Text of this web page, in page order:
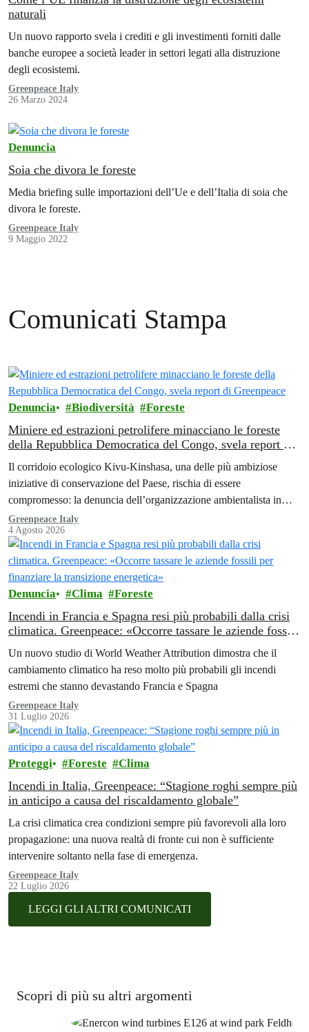
naturali
Un nuovo rapporto svela i crediti e gli investimenti forniti dalle
banche europee a società leader in settori legati alla distruzione
degli ecosistemi.
Greenpeace Italy
26 Marzo 2024
Denuncia
Soia che divora le foreste
Media briefing sulle importazioni dell’Ue e dell’Italia di soia che
divora le foreste.
Greenpeace Italy
9 Maggio 2022
Comunicati Stampa
Denuncia Biodiversità Foreste
Miniere ed estrazioni petrolifere minacciano le foreste
della Repubblica Democratica del Congo, svela report di
Il corridoio ecologico Kivu-Kinshasa, una delle più ambiziose
iniziative di conservazione del Paese, rischia di essere
compromesso: la denuncia dell’organizzazione ambientalista in
Africa.
Greenpeace Italy
4 Agosto 2026
Denuncia Clima Foreste
Incendi in Francia e Spagna resi più probabili dalla crisi
climatica. Greenpeace: «Occorre tassare le aziende fossili
Un nuovo studio di World Weather Attribution dimostra che il
cambiamento climatico ha reso molto più probabili gli incendi
estremi che stanno devastando Francia e Spagna
Greenpeace Italy
31 Luglio 2026
Proteggi Foreste Clima
Incendi in Italia, Greenpeace: “Stagione roghi sempre più
in anticipo a causa del riscaldamento globale”
La crisi climatica crea condizioni sempre più favorevoli alla loro
propagazione: una nuova realtà di fronte cui non è sufficiente
intervenire soltanto nella fase di emergenza.
Greenpeace Italy
22 Luglio 2026
LEGGI GLI ALTRI COMUNICATI
Scopri di più su altri argomenti